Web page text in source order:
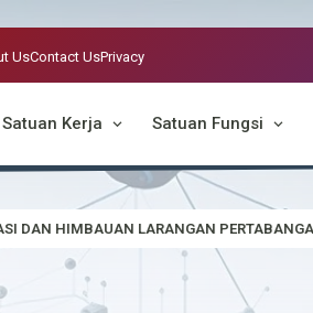
UsContact UsPrivacy
Satuan Kerja Satuan Fungsi
PERTABANGAN EMAS TANPA IJIN (PETI)